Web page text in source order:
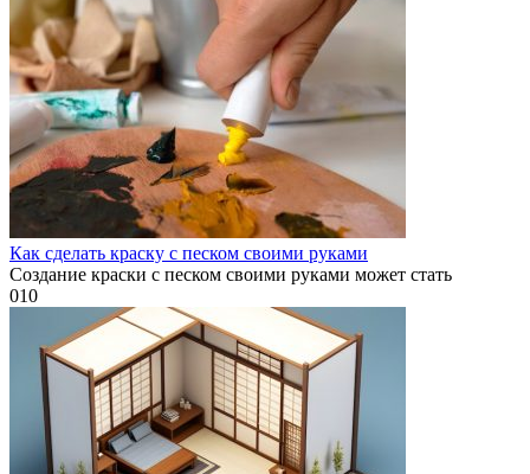
Как сделать краску с песком своими руками
Создание краски с песком своими руками может стать
010